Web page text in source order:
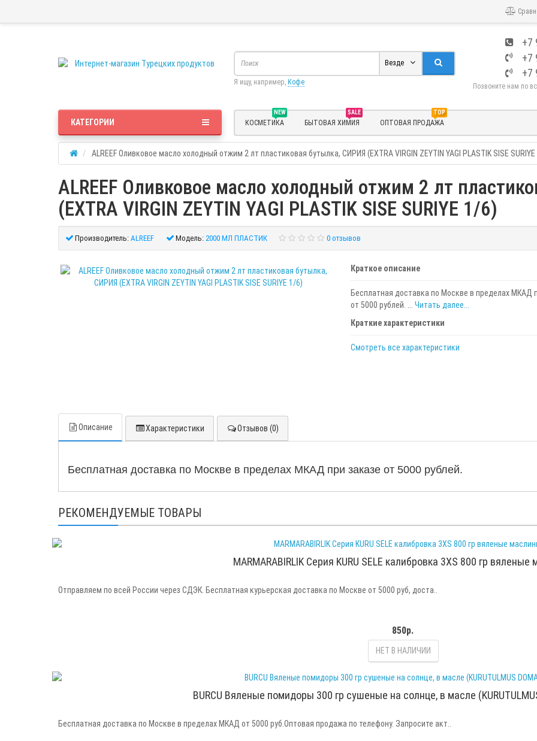
+7
+7
+7
Позвоните нам по
Везде
Я ищу, например, Кофе
NEW
КОСМЕТИКА
SALE
БЫТОВАЯ ХИМИЯ
TOP
ОПТОВАЯ ПРОДАЖА
КАТЕГОРИИ
ALREEF Оливковое маcло холодный отжим 2 лт пластиковая бутылка, СИРИЯ (EXTRA VIRGIN ZEYTIN YAGI PLASTIK SISE
ALREEF Оливковое маcло холодный отжим 2 лт
(EXTRA VIRGIN ZEYTIN YAGI PLASTIK SISE SURIYE 1/6)
Производитель: ALREEF Модель: 2000 МЛ ПЛАСТИК 0 отзывов
Краткое описание
Бесплатная доставка по Москве в пределах МКАД
от 5000 рублей. ... Читать далее...
Краткие характеристики
Смотреть все характеристики
Описание Характеристики Отзывов (0)
Бесплатная доставка по Москве в пределах МКАД при заказе от 5000 рублей.
РЕКОМЕНДУЕМЫЕ ТОВАРЫ
MARMARABIRLIK Серия KURU SELE калибровка 3XS 800 гр
Отправляем по всей России через СДЭК. Бесплатная курьерская доставка по Москве от 5000 руб, доста..
850р.
НЕТ В НАЛИЧИИ
BURCU Вяленые помидоры 300 гр сушеные на солнце, в масле
Бесплатная доставка по Москве в пределах МКАД от 5000 руб.Оптовая продажа по телефону. Запросите акт..